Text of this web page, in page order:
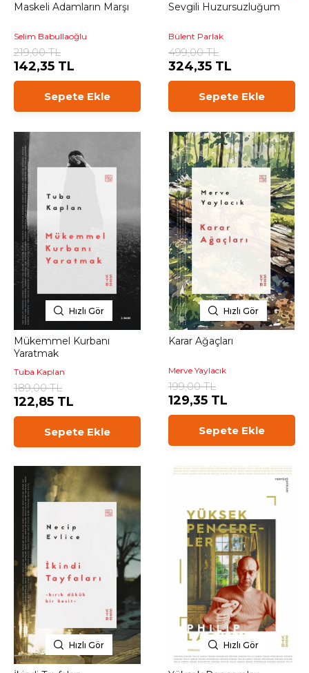
Maskeli Adamların Marşı
Selim Babullaoğlu
219,00 TL
142,35 TL
Sepete Ekle
Sevgili Huzursuzluğum
Bülent Parlak
499,00 TL
324,35 TL
Sepete Ekle
Hızlı Gör
Mükemmel Kurbanı
Yaratmak
Tuba Kaplan
189,00 TL
122,85 TL
Sepete Ekle
Hızlı Gör
Karar Ağaçları
Merve Yaylacık
199,00 TL
129,35 TL
Sepete Ekle
Hızlı Gör Hızlı Gör